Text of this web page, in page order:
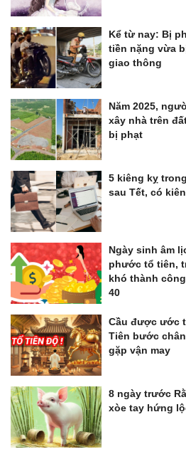
Kể từ nay: Bị
tiền nặng vừa
giao thông
Năm 2025,
xây nhà trên
bị phạt
5 kiêng kỵ
sau Tết, có
Ngày sinh âm
phước tổ tiên,
khó thành
40
Cầu được ước
Tiên bước
gặp vận may
8 ngày trước
xòe tay hứng